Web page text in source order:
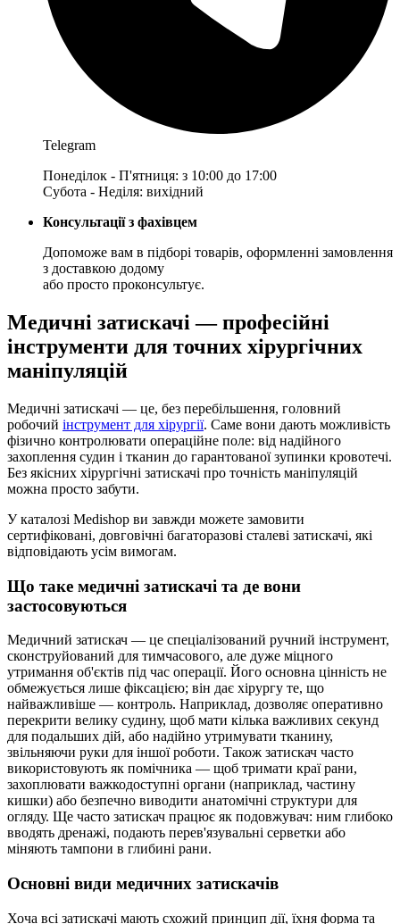
Telegram
Понеділок - П'ятниця: з 10:00 до 17:00
Субота - Неділя: вихідний
Консультації з фахівцем
Допоможе вам в підборі товарів, оформленні замовлення
з доставкою додому
або просто проконсультує.
Медичні затискачі — професійні
інструменти для точних хірургічних
маніпуляцій
Медичні затискачі — це, без перебільшення, головний
робочий інструмент для хірургії. Саме вони дають можливість
фізично контролювати операційне поле: від надійного
захоплення судин і тканин до гарантованої зупинки кровотечі.
Без якісних хірургічні затискачі про точність маніпуляцій
можна просто забути.
У каталозі Medishop ви завжди можете замовити
сертифіковані, довговічні багаторазові сталеві затискачі, які
відповідають усім вимогам.
Що таке медичні затискачі та де вони
застосовуються
Медичний затискач — це спеціалізований ручний інструмент,
сконструйований для тимчасового, але дуже міцного
утримання об'єктів під час операції. Його основна цінність не
обмежується лише фіксацією; він дає хірургу те, що
найважливіше — контроль. Наприклад, дозволяє оперативно
перекрити велику судину, щоб мати кілька важливих секунд
для подальших дій, або надійно утримувати тканину,
звільняючи руки для іншої роботи. Також затискач часто
використовують як помічника — щоб тримати краї рани,
захоплювати важкодоступні органи (наприклад, частину
кишки) або безпечно виводити анатомічні структури для
огляду. Ще часто затискач працює як подовжувач: ним глибоко
вводять дренажі, подають перев'язувальні серветки або
міняють тампони в глибині рани.
Основні види медичних затискачів
Хоча всі затискачі мають схожий принцип дії, їхня форма та